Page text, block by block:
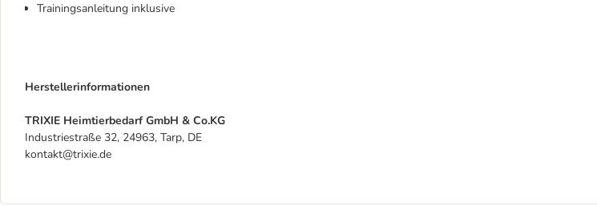
Trainingsanleitung inklusive
Herstellerinformationen
TRIXIE Heimtierbedarf GmbH & Co.KG
Industriestraße 32, 24963, Tarp, DE
kontakt@trixie.de